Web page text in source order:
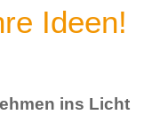
Ideen!
ins Licht